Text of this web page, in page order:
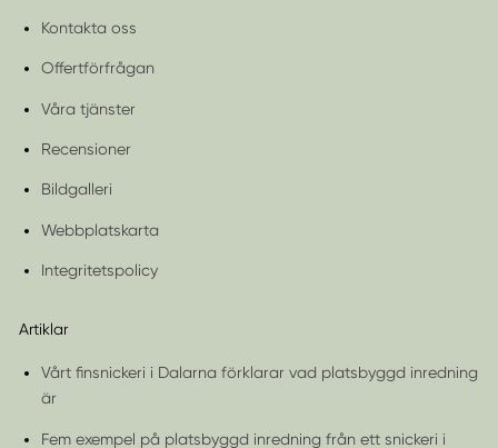
Kontakta oss
Offertförfrågan
Våra tjänster
Recensioner
Bildgalleri
Webbplatskarta
Integritetspolicy
Artiklar
Vårt finsnickeri i Dalarna förklarar vad platsbyggd inredning
är
Fem exempel på platsbyggd inredning från ett snickeri i